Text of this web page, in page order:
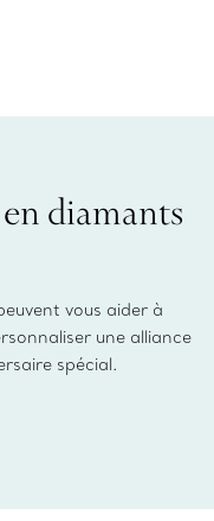
diamants
vous aider à
une alliance
spécial.